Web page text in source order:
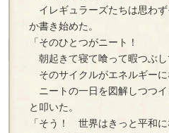
イレギュラーズたちは思わ
か書き始めた。
「そのひとつがニート！
朝起きて寝て喰って暇つぶし
そのサイクルがエネルギーに
ニートの一日を図解しつつ
と叩いた。
「そう！ 世界はきっと平和に